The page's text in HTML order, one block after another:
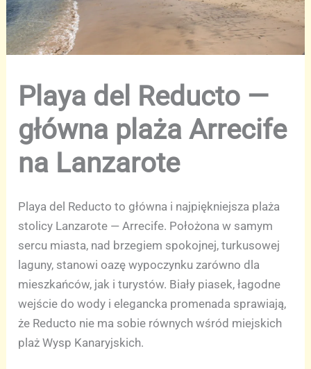
Playa del Reducto —
główna plaża Arrecife
na Lanzarote
Playa del Reducto to główna i najpiękniejsza plaża
stolicy Lanzarote — Arrecife. Położona w samym
sercu miasta, nad brzegiem spokojnej, turkusowej
laguny, stanowi oazę wypoczynku zarówno dla
mieszkańców, jak i turystów. Biały piasek, łagodne
wejście do wody i elegancka promenada sprawiają,
że Reducto nie ma sobie równych wśród miejskich
plaż Wysp Kanaryjskich.